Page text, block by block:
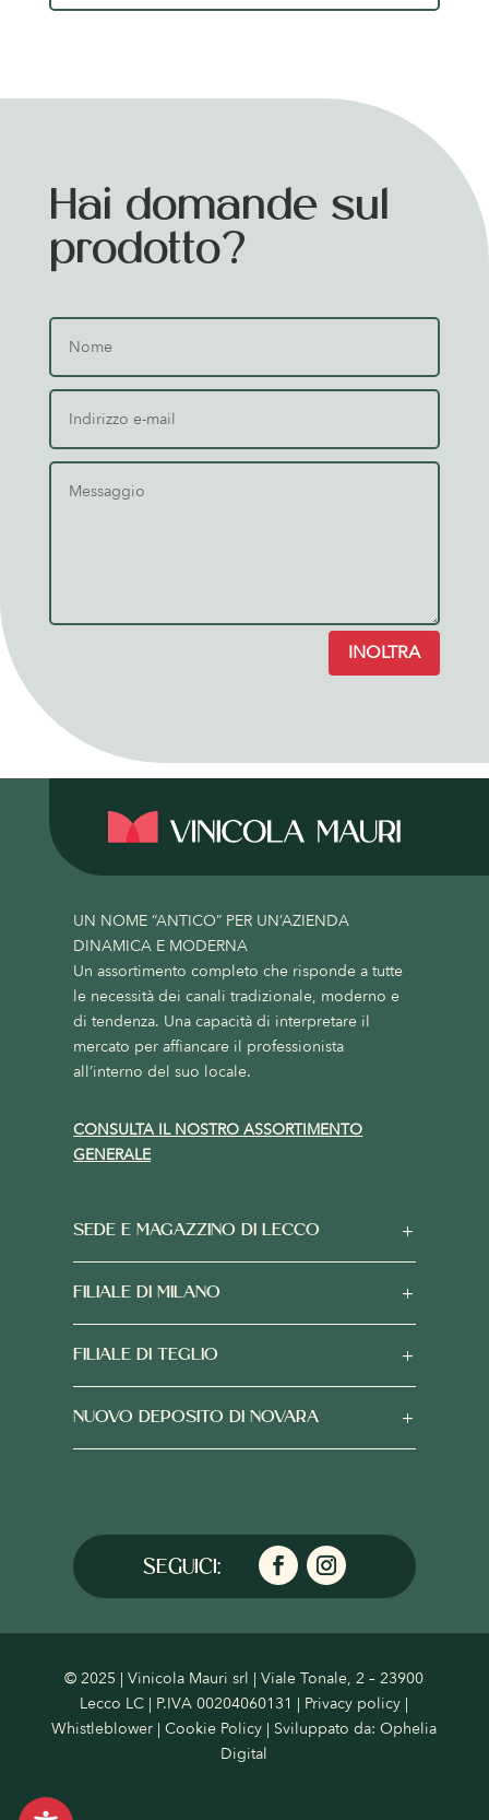
Hai domande sul
prodotto?
INOLTRA
UN NOME “ANTICO” PER UN’AZIENDA
DINAMICA E MODERNA
Un assortimento completo che risponde a tutte
le necessità dei canali tradizionale, moderno e
di tendenza. Una capacità di interpretare il
mercato per affiancare il professionista
all’interno del suo locale.
CONSULTA IL NOSTRO ASSORTIMENTO
GENERALE
SEDE E MAGAZZINO DI LECCO
FILIALE DI MILANO
FILIALE DI TEGLIO
NUOVO DEPOSITO DI NOVARA
© 2025 | Vinicola Mauri srl | Viale Tonale, 2 – 23900
Lecco LC | P.IVA 00204060131 | Privacy policy |
Whistleblower |Cookie Policy | Sviluppato da:Ophelia
Digital